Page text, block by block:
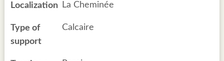
Localization La Cheminée
Type of
support
Calcaire